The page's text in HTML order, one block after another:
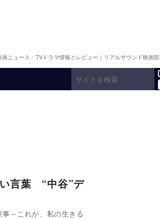
画ニュース・TVドラマ情報とレビュー｜リアルサウンド映画部
い言葉 “中谷”デ
～これが、私の生きる